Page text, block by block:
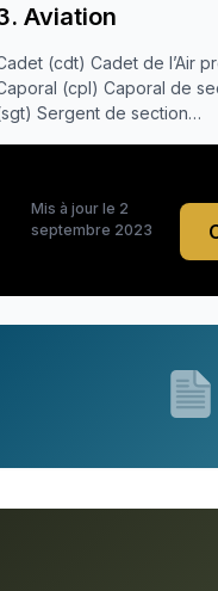
Aviation
(cdt) Cadet de l’Air
(cpl) Caporal de
Sergent de section…
Mis à jour le 2
septembre 2023